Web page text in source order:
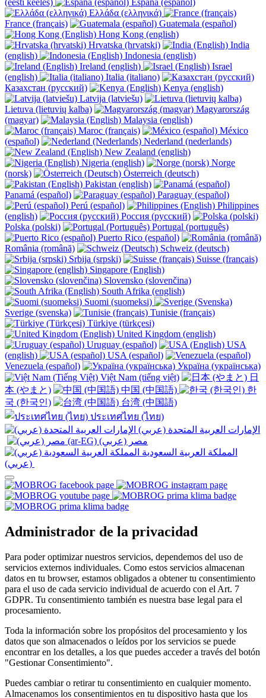
Ελλάδα (ελληνικά)
France (français)
Guatemala (español)
Hong Kong (english)
Hrvatska (hrvatski)
India
(english)
Indonesia (english)
Ireland (english)
Israel
(english)
Italia (italiano)
Казахстан (русский)
Kenya (english)
Latvija (latviešu)
Lietuva (lietuvių kalba)
Magyarország
(magyar)
Malaysia (english)
Maroc (français)
México
(español)
Nederland (nederlands)
New Zealand (english)
Nigeria (english)
Norge
(norsk)
Österreich (deutsch)
Pakistan (english)
Panamá (español)
Paraguay (español)
Perú (español)
Philippines
(english)
Россия (русский)
Polska (polski)
Portugal (português)
Puerto Rico (español)
România (română)
Schweiz (deutsch)
Srbija (srpski)
Suisse (français)
Singapore (English)
Slovensko (slovenčina)
South Afrika (english)
Suomi (suomeksi)
Sverige (svenska)
Tunisie (français)
Türkiye (türkçesi)
United Kingdom (english)
Uruguay (español)
USA
(english)
USA (español)
Venezuela (español)
Україна (українська)
Việt Nam (tiếng việt)
日
本 (やまと)
中国 (中国語)
한
국 (한국인)
台湾 (中国語)
ประเทศไทย (ไทย)
Administrador de la privacidad
Para poder optimizar nuestros servicios, dependemos del uso de
servicios externos individuales. Como estos servicios almacenan
datos en tu browser, estamos obligados a obtener tu consentimiento
para el uso de cada servicio individual de acuerdo con el Art. 7
GDPR. Tu consentimiento también es nuestra base legal para el
procesamiento.
Toda la información sobre los propósitos del procesamiento y los
datos que son almacenados o leídos por los servicios se puede
encontrar en los detalles, a los que puedes acceder a través del botón
"Gestionar Consentimiento".
Puedes cambiar o retirar tu consentimiento en cualquier momento.
Almacenamos los consentimientos en tu dispositivo hasta que los